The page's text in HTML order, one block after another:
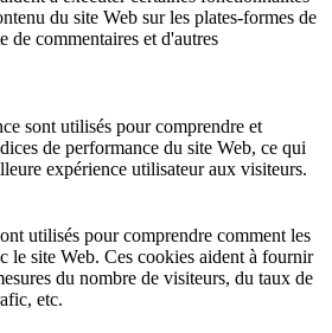
du site Web sur les plates-formes de
de commentaires et d'autres
sont utilisés pour comprendre et
de performance du site Web, ce qui
expérience utilisateur aux visiteurs.
utilisés pour comprendre comment les
le site Web. Ces cookies aident à fournir
du nombre de visiteurs, du taux de
etc.